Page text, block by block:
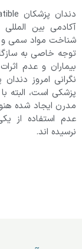
شناخت مواد سمی و
توجه خاصی به
بیماران و عدم
نگرانی امروز
پزشکی است، البته
مدرن ایجاد شده
عدم استفاده از
نرسیده اند.